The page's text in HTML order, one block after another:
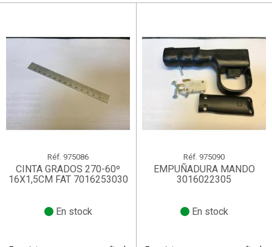
Réf. 975086
CINTA GRADOS 270-60º
16X1,5CM FAT 7016253030
En stock
Réf. 975090
EMPUÑADURA MANDO
3016022305
En stock